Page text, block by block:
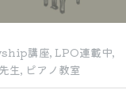
講座, LPO連載中,
生, ピアノ教室